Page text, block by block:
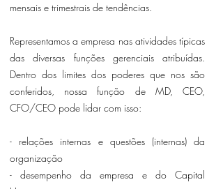
mensais e trimestrais de tendências.
Representamos a empresa nas atividades típicas
das diversas funções gerenciais atribuídas.
Dentro dos limites dos poderes que nos são
conferidos, nossa função de MD, CEO,
CFO/CEO pode lidar com isso:
- relações internas e questões (internas) da
organização
- desempenho da empresa e do Capital